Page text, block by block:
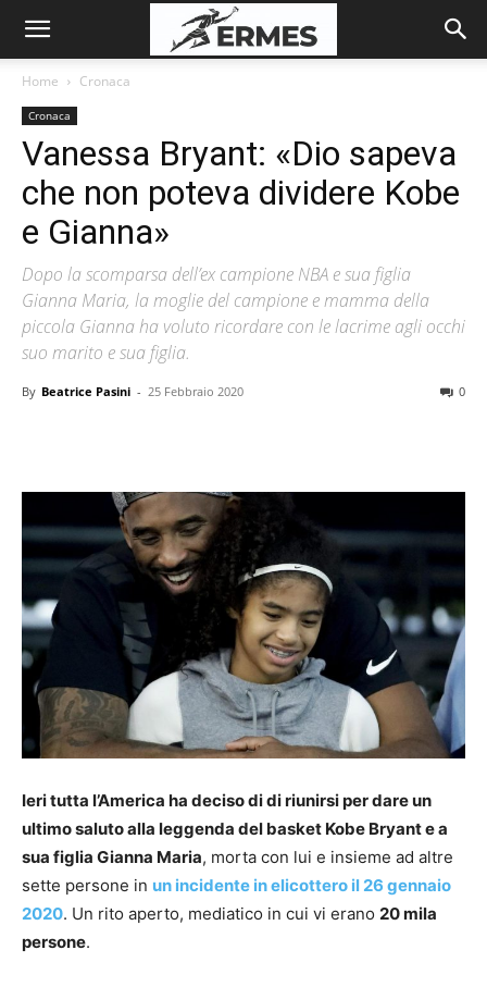
Home Cronaca
Cronaca
Vanessa Bryant: «Dio sapeva
che non poteva dividere Kobe
e Gianna»
Dopo la scomparsa dell’ex campione NBA e sua figlia
Gianna Maria, la moglie del campione e mamma della
piccola Gianna ha voluto ricordare con le lacrime agli occhi
suo marito e sua figlia.
By Beatrice Pasini - 25 Febbraio 2020 0
Ieri tutta l’America ha deciso di di riunirsi per dare un
ultimo saluto alla leggenda del basket Kobe Bryant e a
sua figlia Gianna Maria, morta con lui e insieme ad altre
sette persone in un incidente in elicottero il 26 gennaio
2020. Un rito aperto, mediatico in cui vi erano 20 mila
persone.